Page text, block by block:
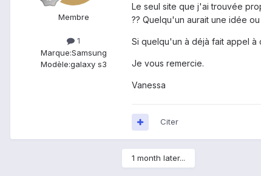
Membre
1
Marque:Samsung
Modèle:galaxy s3
Le seul site que j'ai trouvée
?? Quelqu'un aurait une idée
Si quelqu'un à déjà fait appel
Je vous remercie.
Vanessa
Citer
1 month later...